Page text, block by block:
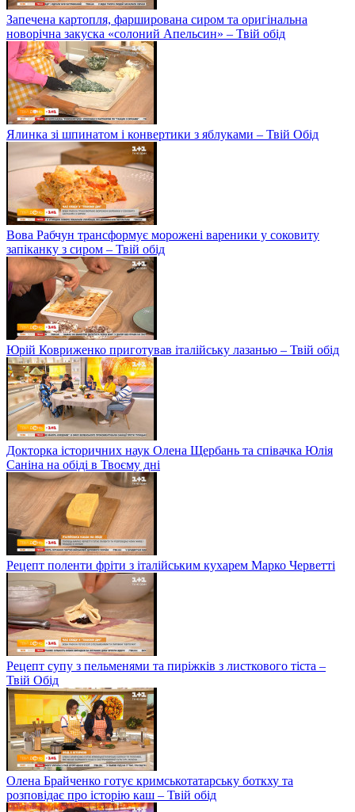
Запечена картопля, фарширована сиром та оригінальна
новорічна закуска «солоний Апельсин» – Твій обід
Ялинка зі шпинатом і конвертики з яблуками – Твій Обід
Вова Рабчун трансформує морожені вареники у соковиту
запіканку з сиром – Твій обід
Юрій Ковриженко приготував італійську лазанью – Твій обід
Докторка історичних наук Олена Щербань та співачка Юлія
Саніна на обіді в Твоєму дні
Рецепт поленти фріти з італійським кухарем Марко Черветті
Рецепт супу з пельменями та пиріжків з листкового тіста –
Твій Обід
Олена Брайченко готує кримськотатарську боткху та
розповідає про історію каш – Твій обід